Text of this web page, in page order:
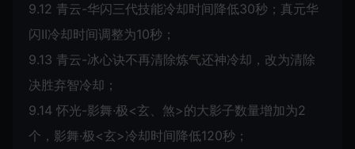
9.12 青云-华闪三代技能冷却时间降低30秒；真元华
闪II冷却时间调整为10秒；
9.13 青云-冰心诀不再清除炼气还神冷却，改为清除
决胜弃智冷却；
9.14 怀光-影舞·极<玄、煞>的大影子数量增加为2
个，影舞·极<玄>冷却时间降低120秒；